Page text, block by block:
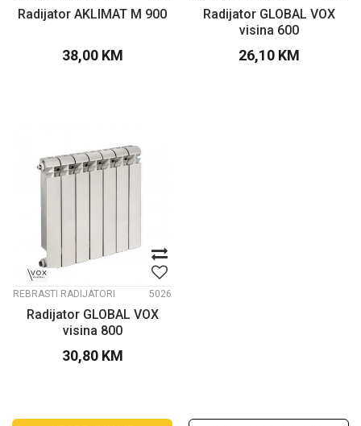
Radijator AKLIMAT M 900
38,00 KM
Radijator GLOBAL VOX
visina 600
26,10 KM
REBRASTI RADIJATORI 5026
Radijator GLOBAL VOX
visina 800
30,80 KM